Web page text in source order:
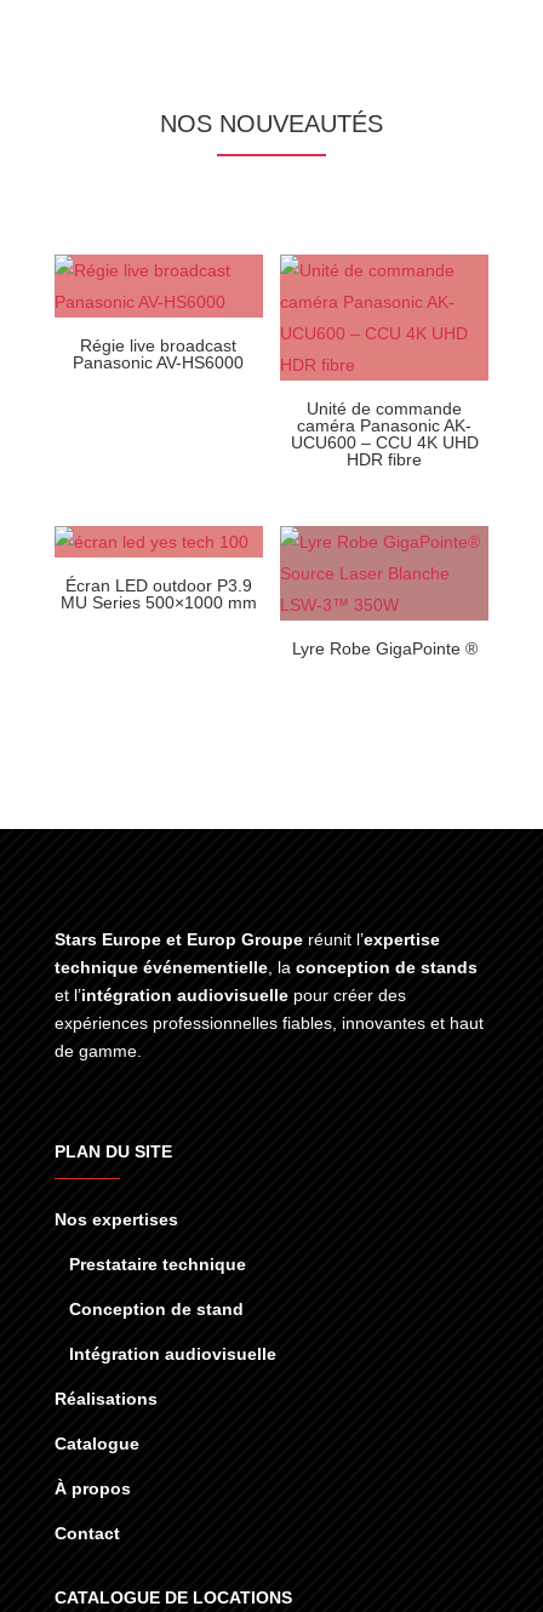
NOS NOUVEAUTÉS
Régie live broadcast
Panasonic AV-HS6000
Unité de commande
caméra Panasonic AK-
UCU600 – CCU 4K UHD
HDR fibre
Écran LED outdoor P3.9
MU Series 500×1000 mm
Lyre Robe GigaPointe ®
Stars Europe et Europ Groupe réunit l’expertise
technique événementielle, la conception de stands
et l’intégration audiovisuellepour créer des
expériences professionnelles fiables, innovantes et haut
de gamme.
PLAN DU SITE
Nos expertises
Prestataire technique
Conception de stand
Intégration audiovisuelle
Réalisations
Catalogue
À propos
Contact
CATALOGUE DE LOCATIONS